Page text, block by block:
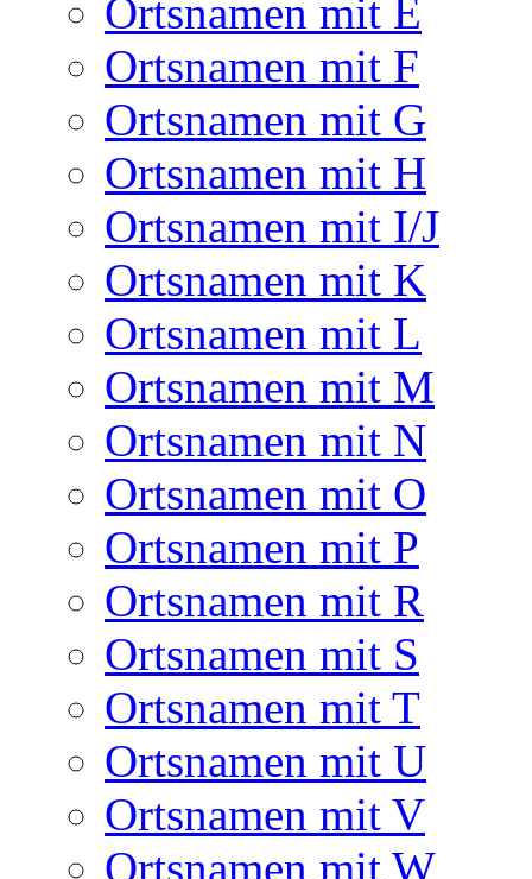
Ortsnamen mit E
Ortsnamen mit F
Ortsnamen mit G
Ortsnamen mit H
Ortsnamen mit I/J
Ortsnamen mit K
Ortsnamen mit L
Ortsnamen mit M
Ortsnamen mit N
Ortsnamen mit O
Ortsnamen mit P
Ortsnamen mit R
Ortsnamen mit S
Ortsnamen mit T
Ortsnamen mit U
Ortsnamen mit V
Ortsnamen mit W